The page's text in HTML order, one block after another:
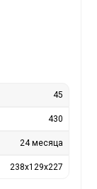
45
430
24 месяца
238x129x227